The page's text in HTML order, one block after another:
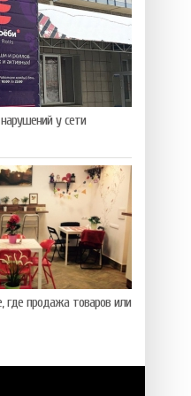
у сети
где продажа товаров или